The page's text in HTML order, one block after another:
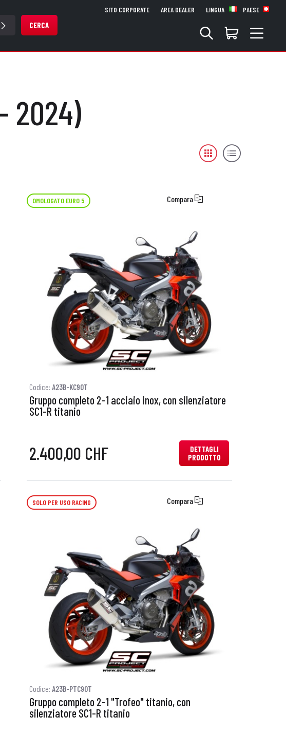
CERCA
SITO CORPORATE AREA DEALER LINGUA PAESE
2024)
OMOLOGATO EURO 5 Compara
Codice: A23B-KC90T
Gruppo completo 2-1 acciaio inox, con silenziatore
SC1-R titanio
2.400,00 CHF
DETTAGLI
PRODOTTO
SOLO PER USO RACING Compara
Codice: A23B-PTC90T
Gruppo completo 2-1 "Trofeo" titanio, con
silenziatore SC1-R titanio